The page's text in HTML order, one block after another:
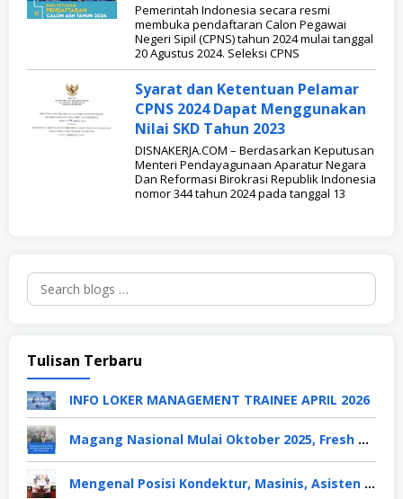
Pemerintah Indonesia secara resmi
membuka pendaftaran Calon Pegawai
Negeri Sipil (CPNS) tahun 2024 mulai tanggal
20 Agustus 2024. Seleksi CPNS
Syarat dan Ketentuan Pelamar
CPNS 2024 Dapat Menggunakan
Nilai SKD Tahun 2023
DISNAKERJA.COM – Berdasarkan Keputusan
Menteri Pendayagunaan Aparatur Negara
Dan Reformasi Birokrasi Republik Indonesia
nomor 344 tahun 2024 pada tanggal 13
Search
for:
Tulisan Terbaru
INFO LOKER MANAGEMENT TRAINEE APRIL 2026
Magang Nasional Mulai Oktober 2025, Fresh Graduate Dapat Gaji UMP Selama 6 Bulan
Mengenal Posisi Kondektur, Masinis, Asisten PPKA, Pemeliharaan Sarana dan Prasarana, Polsuska (Polisi Khusus Kereta Api), di PT KAI